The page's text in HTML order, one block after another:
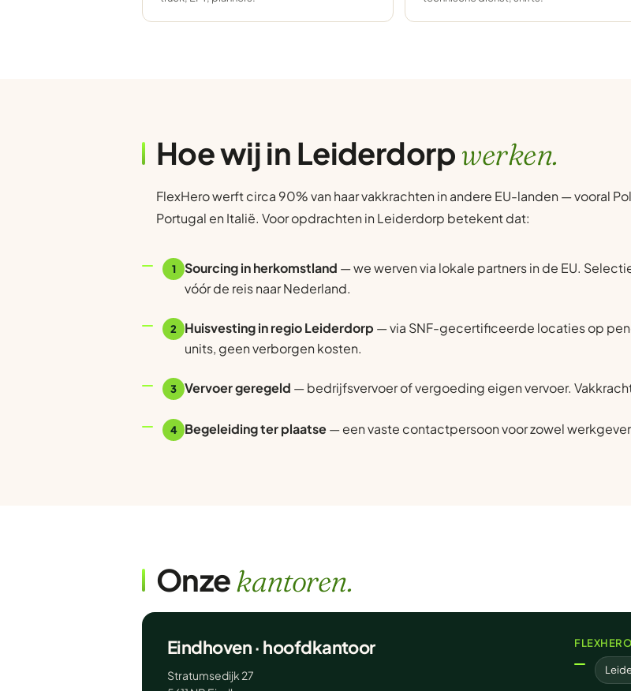
Hoe wij in Leiderdorpwerken.
FlexHero werft circa 90% van haar vakkrachten in andere EU-landen — vooral
Portugal en Italië. Voor opdrachten in Leiderdorp betekent dat:
1 Sourcing in herkomstland — we werven via lokale partners in de EU.
vóór de reis naar Nederland.
2 Huisvesting in regio Leiderdorp — via SNF-gecertificeerde locaties op
units, geen verborgen kosten.
3 Vervoer geregeld — bedrijfsvervoer of vergoeding eigen vervoer.
4 Begeleiding ter plaatse— een vaste contactpersoon voor zowel
Onzekantoren.
Eindhoven · hoofdkantoor
Stratumsedijk 27